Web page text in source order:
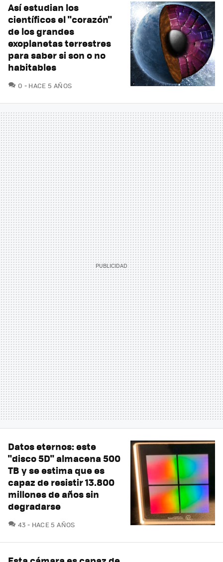
Así estudian los
científicos el "corazón"
de los grandes
exoplanetas terrestres
para saber si son o no
habitables
0 COMENTARIOS
HACE 5 AÑOS
Datos eternos: este
"disco 5D" almacena 500
TB y se estima que es
capaz de resistir 13.800
millones de años sin
degradarse
43 COMENTARIOS
HACE 5 AÑOS